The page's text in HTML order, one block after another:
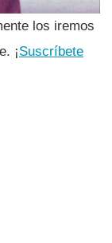
los iremos
¡Suscrí­bete